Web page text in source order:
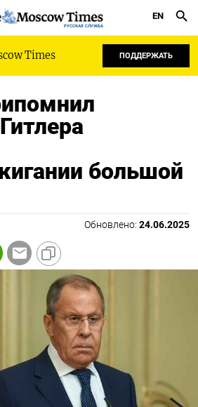
РУССКАЯ СЛУЖБА
EN
Times ПОДДЕРЖАТЬ
большой
Обновлено: 24.06.2025